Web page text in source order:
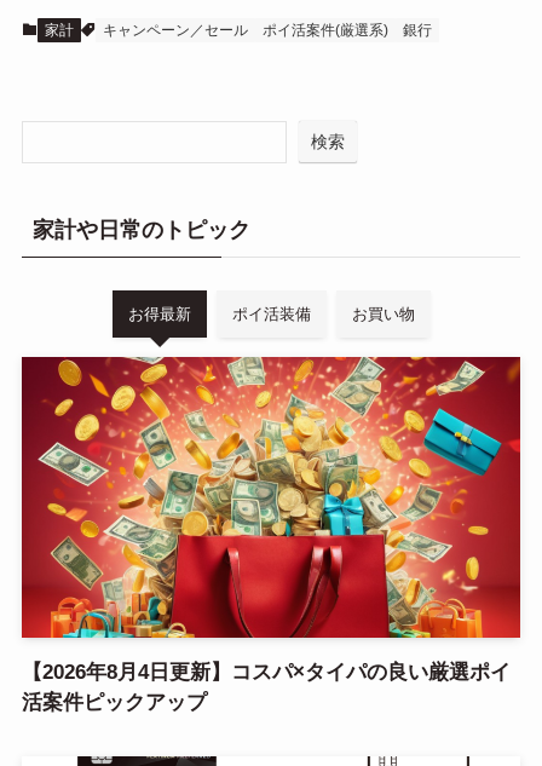
家計 キャンペーン／セール ポイ活案件(厳選系) 銀行
検索
家計や日常のトピック
お得最新 ポイ活装備 お買い物
【2026年8月4日更新】コスパ×タイパの良い厳選ポイ
活案件ピックアップ